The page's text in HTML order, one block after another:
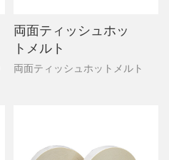
両面ティッシュホッ
トメルト
両面ティッシュホットメルト